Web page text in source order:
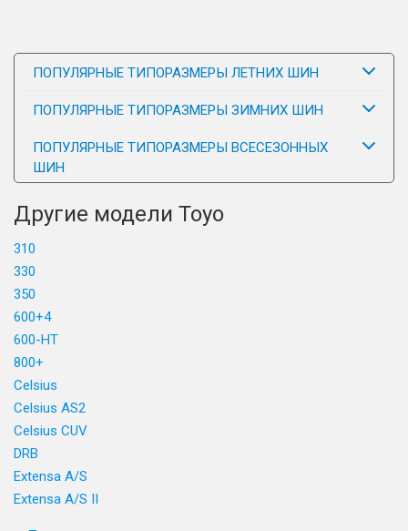
ПОПУЛЯРНЫЕ ТИПОРАЗМЕРЫ ЛЕТНИХ ШИН
ПОПУЛЯРНЫЕ ТИПОРАЗМЕРЫ ЗИМНИХ ШИН
ПОПУЛЯРНЫЕ ТИПОРАЗМЕРЫ ВСЕСЕЗОННЫХ
ШИН
Другие модели Toyo
310
330
350
600+4
600-HT
800+
Celsius
Celsius AS2
Celsius CUV
DRB
Extensa A/S
Extensa A/S II